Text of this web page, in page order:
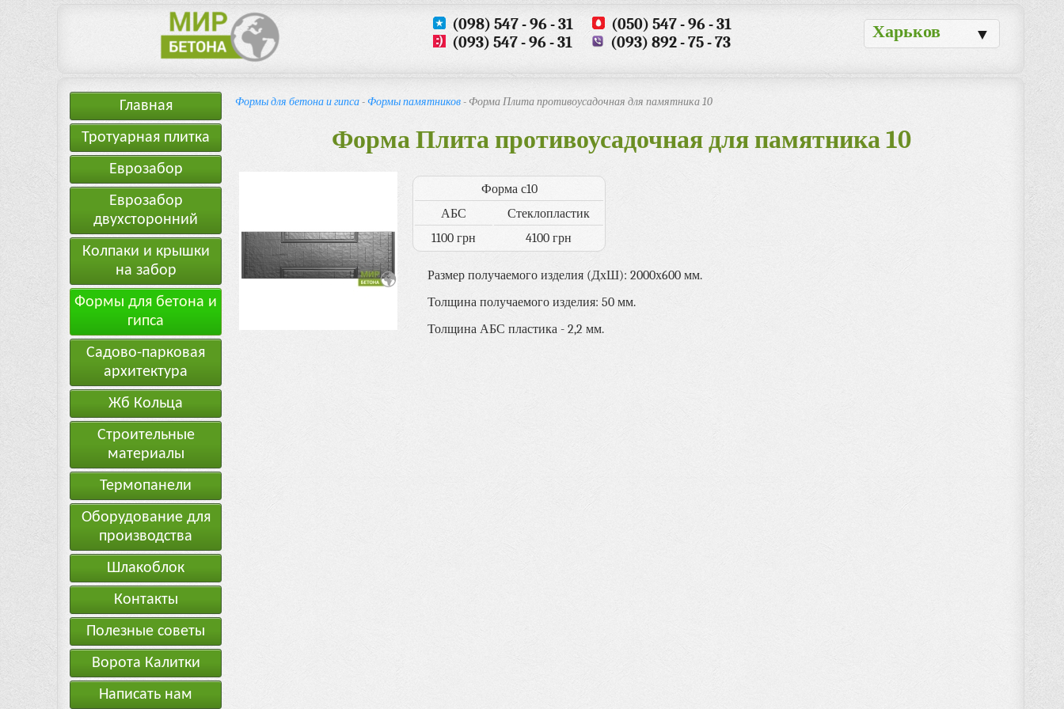
(098) 547 - 96 - 31
(050) 547 - 96 - 31
(093) 547 - 96 - 31
(093) 892 - 75 - 73
Харьков ▼
Главная
Тротуарная плитка
Еврозабор
Еврозабор
двухсторонний
Колпаки и крышки
на забор
Формы для бетона и
гипса
Садово-парковая
архитектура
Жб Кольца
Строительные
материалы
Термопанели
Оборудование для
производства
Шлакоблок
Контакты
Полезные советы
Ворота Калитки
Написать нам
Формы для бетона и гипса-Формы памятников- Форма Плита противоусадочная для памятника 10
Форма Плита противоусадочная для памятника 10
Форма с10
АБС
Стеклопластик
1100 грн
4100 грн
Размер получаемого изделия (ДхШ): 2000х600 мм.
Толщина получаемого изделия: 50 мм.
Толщина АБС пластика - 2,2 мм.